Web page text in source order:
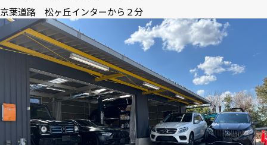
京葉道路 松ヶ丘インターから２分